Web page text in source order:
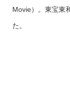
Movie）。東宝東
た。